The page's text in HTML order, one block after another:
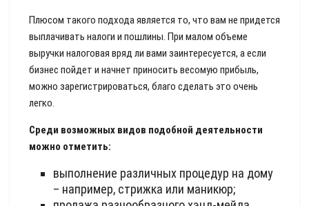
Плюсом такого подхода является то, что вам не придется
выплачивать налоги и пошлины. При малом объеме
выручки налоговая вряд ли вами заинтересуется, а если
бизнес пойдет и начнет приносить весомую прибыль,
можно зарегистрироваться, благо сделать это очень
легко.
Среди возможных видов подобной деятельности
можно отметить:
выполнение различных процедур на дому
– например, стрижка или маникюр;